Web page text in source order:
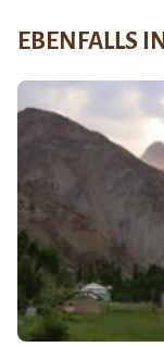
EBENFALLS